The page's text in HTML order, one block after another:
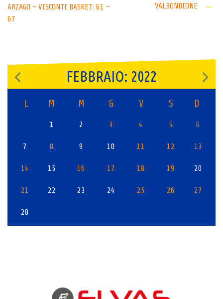
navigation
ARZAGO – VISCONTI BASKET: 61 –
67
VALBONDIONE →
FEBBRAIO: 2022
L M M G V S D
1 2 3 4 5 6
7 8 9 10 11 12 13
14 15 16 17 18 19 20
21 22 23 24 25 26 27
28